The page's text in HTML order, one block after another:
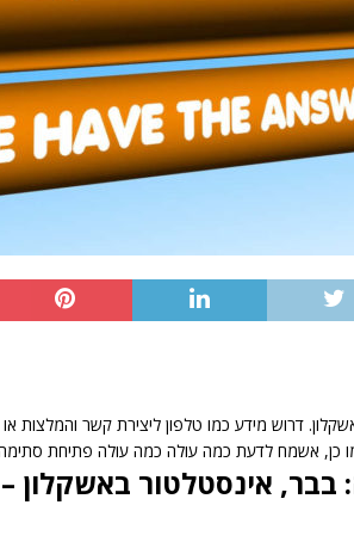
דרוש מידע כמו טלפון ליצירת קשר והמלצות
כן, אשמח לדעת כמה עולה כמה עולה פתיחת
אינסטלטור באשקלון –